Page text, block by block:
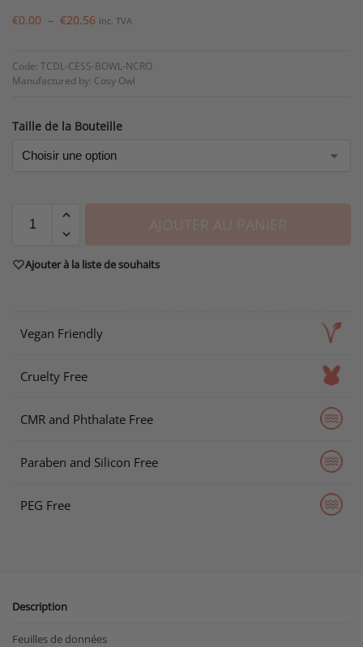
€0.00 – €20.56 inc. TVA
Code: TCDL-CESS-BOWL-NCRO
Manufactured by: Cosy Owl
Taille de la Bouteille
AJOUTER AU PANIER
Ajouter à la liste de souhaits
Vegan Friendly
Cruelty Free
CMR and Phthalate Free
Paraben and Silicon Free
PEG Free
Description
Feuilles de données